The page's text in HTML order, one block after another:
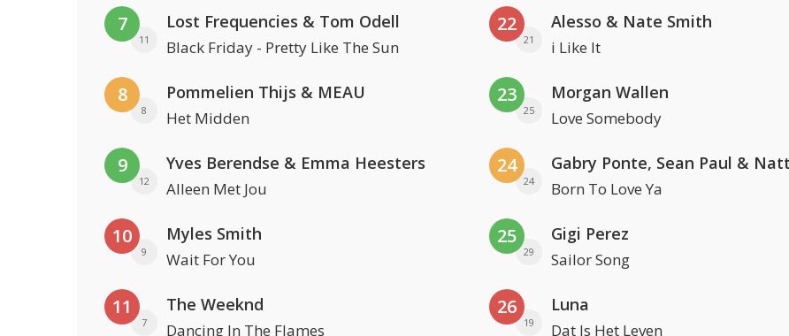
7
11
Lost Frequencies & Tom Odell
Black Friday - Pretty Like The Sun
8
8
Pommelien Thijs & MEAU
Het Midden
9
12
Yves Berendse & Emma Heesters
Alleen Met Jou
10
9
Myles Smith
Wait For You
11
7
The Weeknd
Dancing In The Flames
22
21
Alesso & Nate Smith
i Like It
23
25
Morgan Wallen
Love Somebody
24
24 Born To Love Ya
25
29
Gigi Perez
Sailor Song
26
19
Luna
Dat Is Het Leven